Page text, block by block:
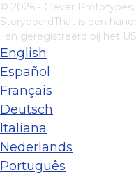
© 2026 - Clever
StoryboardThat is een
, en geregistreerd bij het
English
Español
Français
Deutsch
Italiana
Nederlands
Português